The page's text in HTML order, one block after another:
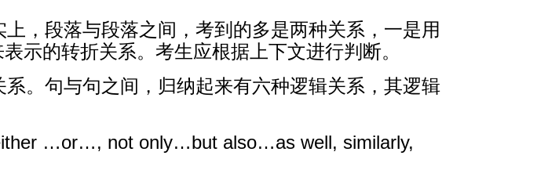
，段落与段落之间，考到的多是两种关系，一是用
示的转折关系。考生应根据上下文进行判断。
。句与句之间，归纳起来有六种逻辑关系，其逻辑
…or…, not only…but also…as well, similarly,